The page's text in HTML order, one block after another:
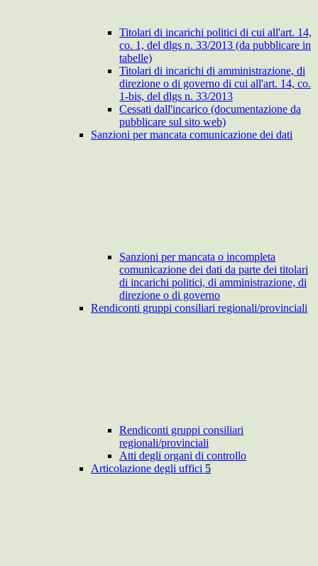
Titolari di incarichi politici di cui all'art. 14,
co. 1, del dlgs n. 33/2013 (da pubblicare in
tabelle)
Titolari di incarichi di amministrazione, di
direzione o di governo di cui all'art. 14, co.
1-bis, del dlgs n. 33/2013
Cessati dall'incarico (documentazione da
pubblicare sul sito web)
Sanzioni per mancata comunicazione dei dati
Sanzioni per mancata o incompleta
comunicazione dei dati da parte dei titolari
di incarichi politici, di amministrazione, di
direzione o di governo
Rendiconti gruppi consiliari regionali/provinciali
Rendiconti gruppi consiliari
regionali/provinciali
Atti degli organi di controllo
Articolazione degli uffici 5